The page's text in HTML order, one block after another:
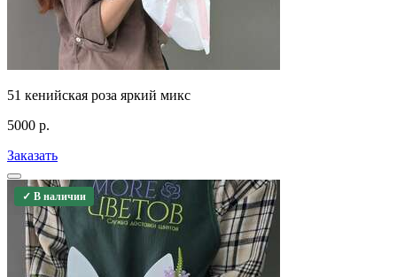
51 кенийская роза яркий микс
5000 р.
Заказать
✓ В наличии